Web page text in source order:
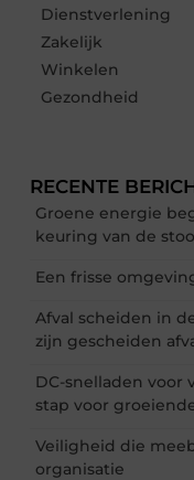
Dienstverlening
Zakelijk
Winkelen
Gezondheid
RECENTE
Groene energie
keuring van de
Een frisse
Afval scheiden in
zijn gescheiden
DC-snelladen voor
stap voor
Veiligheid die
organisatie